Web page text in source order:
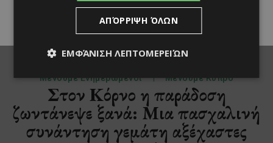
άρρηκτα...
ΑΠΌΡΡΙΨΗ ΌΛΩΝ
ΕΜΦΆΝΙΣΗ ΛΕΠΤΟΜΕΡΕΙΏΝ